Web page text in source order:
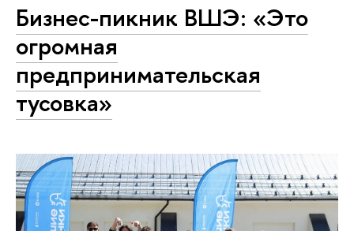
Бизнес-пикник ВШЭ: «Это
огромная
предпринимательская
тусовка»